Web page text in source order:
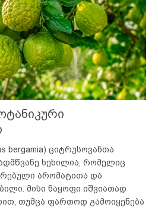
bergamia) ციტრუსოვანთა
ხეხილია, რომელიც
არომატითა და
მისი ნაყოფი იშვიათად
თუმცა ფართოდ გამოიყენება